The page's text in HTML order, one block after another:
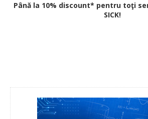
Până la 10% discount* pentru toţi
SICK!